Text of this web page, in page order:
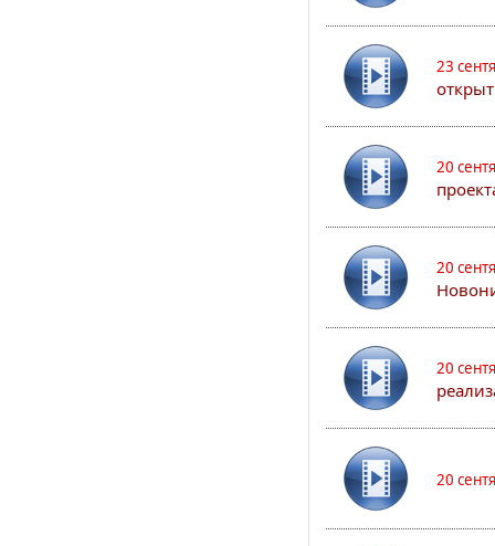
23
20
20
20
20